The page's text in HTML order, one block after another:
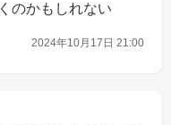
のかもしれない
2024年10月17日 21:00